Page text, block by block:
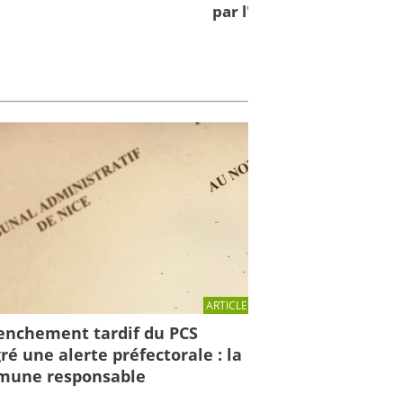
par l'IRMa et la mission
ARTICLE
tardif du PCS
une alerte préfectorale : la
responsable